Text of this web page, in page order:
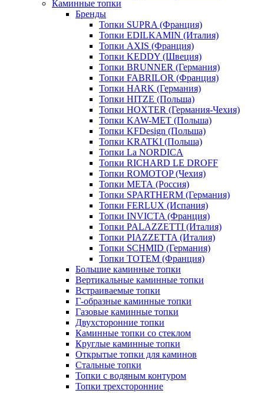
Каминные топки
Бренды
Топки SUPRA (Франция)
Топки EDILKAMIN (Италия)
Топки AXIS (Франция)
Топки KEDDY (Швеция)
Топки BRUNNER (Германия)
Топки FABRILOR (Франция)
Топки HARK (Германия)
Топки HITZE (Польша)
Топки HOXTER (Германия-Чехия)
Топки KAW-MET (Польша)
Топки KFDesign (Польша)
Топки KRATKI (Польша)
Топки La NORDICA
Топки RICHARD LE DROFF
Топки ROMOTOP (Чехия)
Топки МЕТА (Россия)
Топки SPARTHERM (Германия)
Топки FERLUX (Испания)
Топки INVICTA (Франция)
Топки PALAZZETTI (Италия)
Топки PIAZZETTA (Италия)
Топки SCHMID (Германия)
Топки TOTEM (Франция)
Большие каминные топки
Вертикальные каминные топки
Встраиваемые топки
Г-образные каминные топки
Газовые каминные топки
Двухсторонние топки
Каминные топки со стеклом
Круглые каминные топки
Открытые топки для каминов
Стальные топки
Топки с водяным контуром
Топки трехсторонние